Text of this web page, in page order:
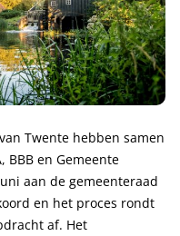
Twente hebben samen
BBB en Gemeente
aan de gemeenteraad
en het proces rondt
af. Het